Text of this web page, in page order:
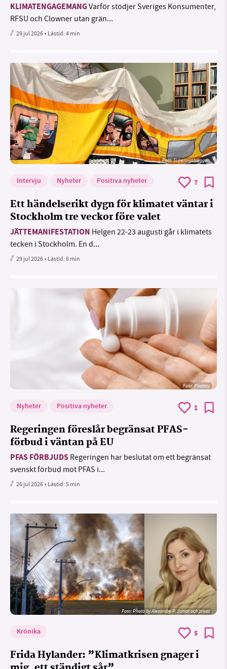
KLIMATENGAGEMANGVarför stödjer Sveriges Konsumenter,
RFSU och Clowner utan grän...
29 jul 2026• Lästid:4 min
Foto: Supermijöbloggen
Intervju Nyheter Positiva nyheter 7
Ett händelserikt dygn för klimatet väntar i
Stockholm tre veckor före valet
JÄTTEMANIFESTATION Helgen 22-23 augusti går i klimatets
tecken i Stockholm. En d...
29 jul 2026• Lästid:6 min
Foto:Pixabay
Nyheter Positiva nyheter 1
Regeringen föreslår begränsat PFAS-
förbud i väntan på EU
PFAS FÖRBJUDS Regeringen har beslutat om ett begränsat
svenskt förbud mot PFAS i...
26 jul 2026• Lästid:5 min
Foto:Photo by Alexandre P. Junior och privat
Krönika 5
Frida Hylander: ”Klimatkrisen gnager i